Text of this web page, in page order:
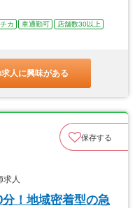
カ 車通勤可
店舗数30以上
求人に興味がある
保存する
求人
分！地域密着型の急